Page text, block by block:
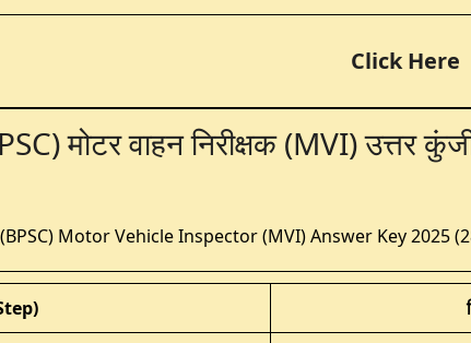
Click Here
मोटर वाहन निरीक्षक (MVI) उत्तर
Motor Vehicle Inspector (MVI) Answer Key 2025